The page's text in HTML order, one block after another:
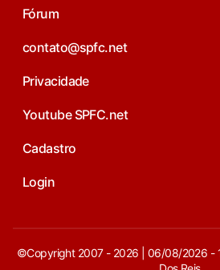
Fórum
contato@spfc.net
Privacidade
Youtube SPFC.net
Cadastro
Login
©Copyright 2007 - 2026 | 06/08/2026 -